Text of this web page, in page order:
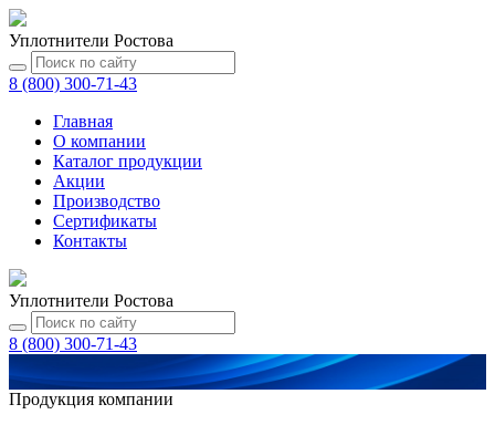
Уплотнители Ростова
8 (800) 300-71-43
Главная
О компании
Каталог продукции
Акции
Производство
Сертификаты
Контакты
Уплотнители Ростова
8 (800) 300-71-43
Продукция компании